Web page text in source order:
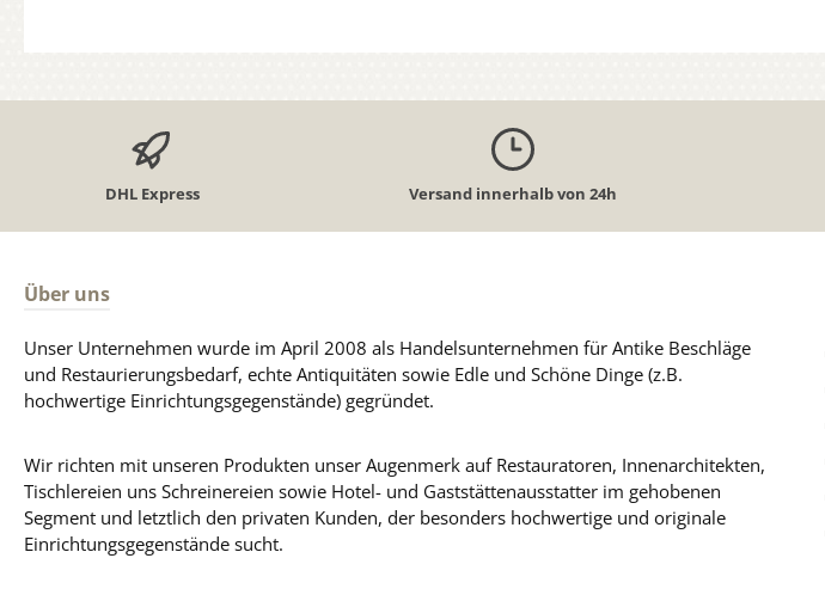
DHL Express Versand innerhalb von 24h
Über uns
Unser Unternehmen wurde im April 2008 als Handelsunternehmen für Antike Beschläge
und Restaurierungsbedarf, echte Antiquitäten sowie Edle und Schöne Dinge (z.B.
hochwertige Einrichtungsgegenstände) gegründet.
Wir richten mit unseren Produkten unser Augenmerk auf Restauratoren, Innenarchitekten,
Tischlereien uns Schreinereien sowie Hotel- und Gaststättenausstatter im gehobenen
Segment und letztlich den privaten Kunden, der besonders hochwertige und originale
Einrichtungsgegenstände sucht.